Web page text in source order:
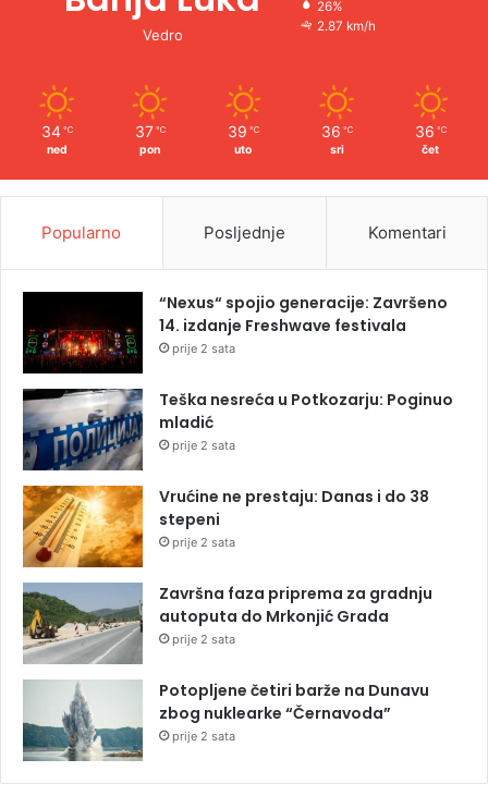
Vedro
26%
2.87 km/h
34 ℃
ned
37 ℃
pon
39 ℃
uto
36 ℃
sri
36 ℃
čet
Popularno Posljednje Komentari
“Nexus“ spojio generacije: Završeno
14. izdanje Freshwave festivala
prije 2 sata
Teška nesreća u Potkozarju: Poginuo
mladić
prije 2 sata
Vrućine ne prestaju: Danas i do 38
stepeni
prije 2 sata
Završna faza priprema za gradnju
autoputa do Mrkonjić Grada
prije 2 sata
Potopljene četiri barže na Dunavu
zbog nuklearke “Černavoda”
prije 2 sata